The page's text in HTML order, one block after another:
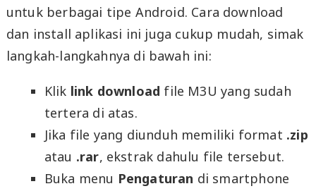
untuk berbagai tipe Android. Cara download
dan install aplikasi ini juga cukup mudah, simak
langkah-langkahnya di bawah ini:
Klik link download file M3U yang sudah
tertera di atas.
Jika file yang diunduh memiliki format .zip
atau .rar, ekstrak dahulu file tersebut.
Buka menu Pengaturan di smartphone